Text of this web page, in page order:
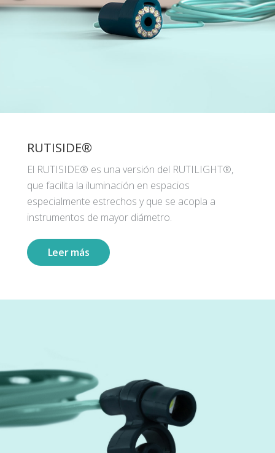
RUTISIDE®
El RUTISIDE® es una versión del RUTILIGHT®,
que facilita la iluminación en espacios
especialmente estrechos y que se acopla a
instrumentos de mayor diámetro.
Leer más